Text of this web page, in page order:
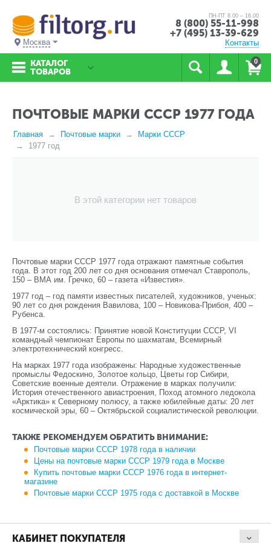
Москва
ПН-ПТ 8.00 – 16.00
8 (800) 55-11-998
+7 (495) 13-39-629
Контакты
0
КАТАЛОГ
ТОВАРОВ
ПОЧТОВЫЕ МАРКИ СССР 1977 ГОДА
Главная Почтовые марки
Марки СССР
1977 год
В этой категории нет товаров
Почтовые марки СССР 1977 года отражают памятные события
года. В этот год 200 лет со дня основания отмечал Ставрополь,
150 – ВМА им. Гречко, 60 – газета «Известия».
1977 год – год памяти известных писателей, художников, ученых:
90 лет со дня рождения Вавилова, 100 – Новикова-Прибоя, 400 –
Рубенса.
В 1977-м состоялись: Принятие новой Конституции СССР, VI
командный чемпионат Европы по шахматам, Всемирный
электротехнический конгресс.
На марках 1977 года изображены: Народные художественные
промыслы Федоскино, Золотое кольцо, Цветы гор Сибири,
Советские военные деятели. Отражение в марках получили:
История отечественного авиастроения, Поход атомного ледокола
«Арктика» к Северному полюсу, а также юбилейные даты: 20 лет
космической эры, 60 – Октябрьской социалистической революции.
ТАКЖЕ РЕКОМЕНДУЕМ ОБРАТИТЬ ВНИМАНИЕ:
Почтовые марки СССР 1978 года в наличии
Цены на почтовые марки СССР 1979 года в Москве
Купить почтовые марки СССР 1976 года в интернет-
магазине
Почтовые марки СССР 1975 года с доставкой в Москве
КАБИНЕТ ПОКУПАТЕЛЯ